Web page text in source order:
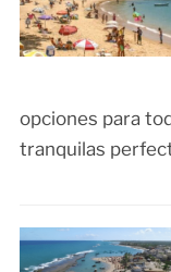
opciones para
tranquilas